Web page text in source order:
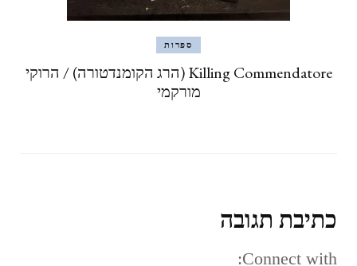
ספרות
Killing Commendatore (הרג הקומנדטורה) / הרוקי
מורקמי
כתיבת תגובה
Connect with: